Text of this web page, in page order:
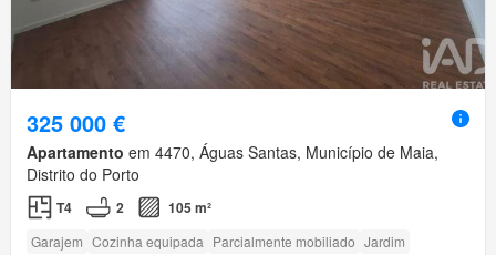
325 000 €
Apartamento em 4470, Águas Santas, Município de Maia,
Distrito do Porto
T4 2 105 m²
Garajem Cozinha equipada Parcialmente mobiliado Jardim